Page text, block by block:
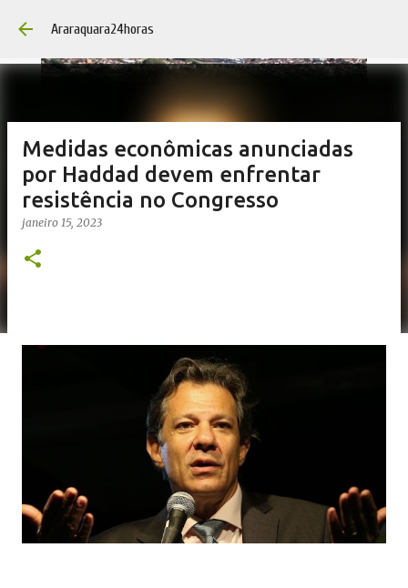
Araraquara24horas
Medidas econômicas anunciadas
por Haddad devem enfrentar
resistência no Congresso
janeiro 15, 2023